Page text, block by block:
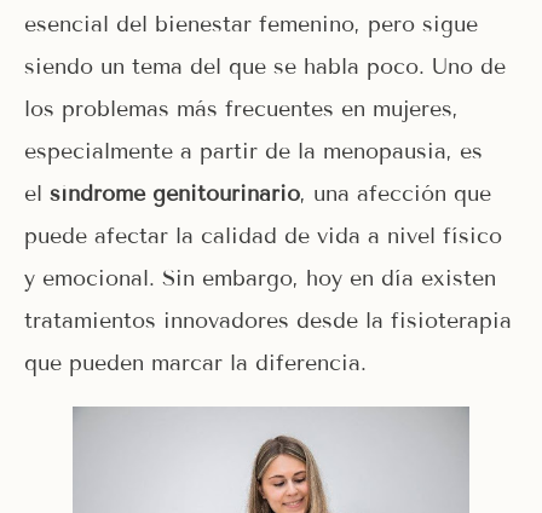
esencial del bienestar femenino, pero sigue
siendo un tema del que se habla poco. Uno de
los problemas más frecuentes en mujeres,
especialmente a partir de la menopausia, es
el síndrome genitourinario, una afección que
puede afectar la calidad de vida a nivel físico
y emocional. Sin embargo, hoy en día existen
tratamientos innovadores desde la fisioterapia
que pueden marcar la diferencia.